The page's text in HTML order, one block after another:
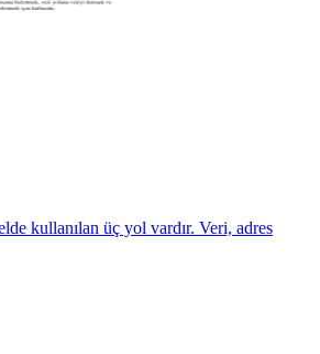
kullanılan üç yol vardır. Veri, adres